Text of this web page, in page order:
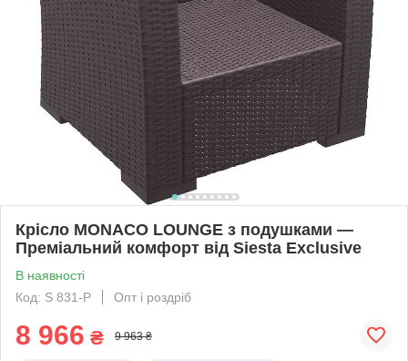
Крісло MONACO LOUNGE з подушками —
Преміальний комфорт від Siesta Exclusive
В наявності
Код: S 831-P
Опт і роздріб
8 966 ₴ 9 963 ₴